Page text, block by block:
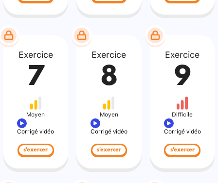
Exercice
7
Moyen
Corrigé vidéo
s'exercer
Exercice
8
Moyen
Corrigé vidéo
s'exercer
Exercice
9
Difficile
Corrigé vidéo
s'exercer